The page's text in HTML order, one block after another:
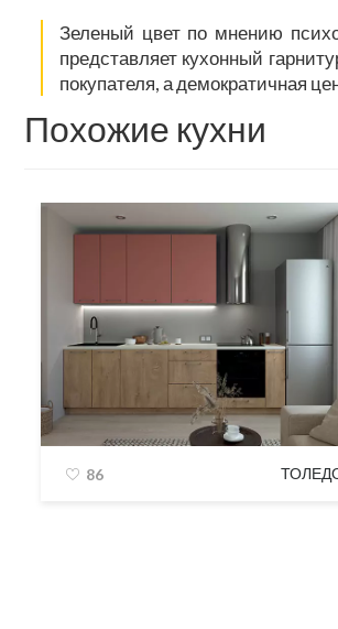
Зеленый цвет по мнению
представляет кухонный
покупателя, а демократичная
Похожие кухни
86